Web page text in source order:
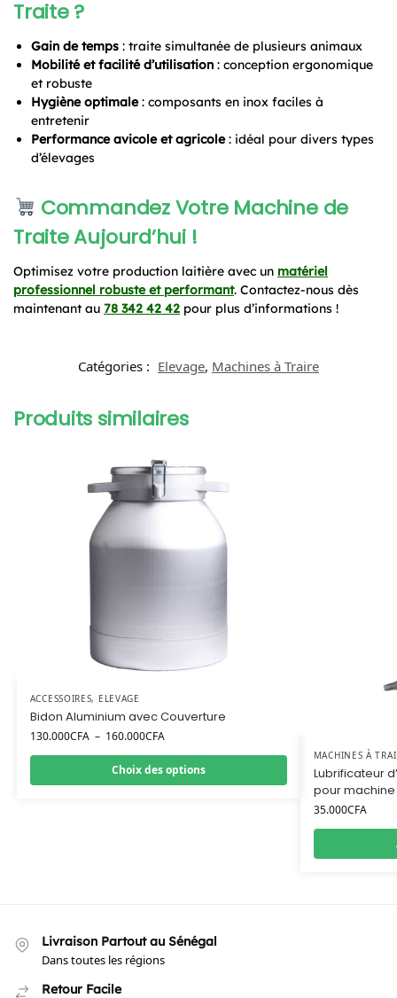
Traite ?
Gain de temps : traite simultanée de plusieurs animaux
Mobilité et facilité d’utilisation : conception ergonomique
et robuste
Hygiène optimale: composants en inox faciles à
entretenir
Performance avicole et agricole: idéal pour divers types
d’élevages
Commandez Votre Machine de
Traite Aujourd’hui !
Optimisez votre production laitière avec un matériel
professionnel robuste et performant. Contactez-nous dès
maintenant au 78 342 42 42 pour plus d’informations !
Catégories : Elevage, Machines à Traire
Produits similaires
ACCESSOIRES, ELEVAGE
Bidon Aluminium avec Couverture
130.000CFA – 160.000CFA
Choix des options
MACHINES À
Lubrificateur
pour
35.000CFA
Livraison Partout au Sénégal
Dans toutes les régions
Retour Facile